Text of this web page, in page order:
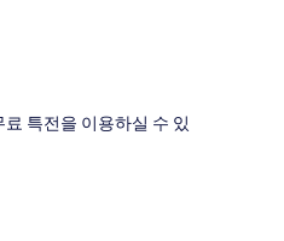
특전을 이용하실 수 있